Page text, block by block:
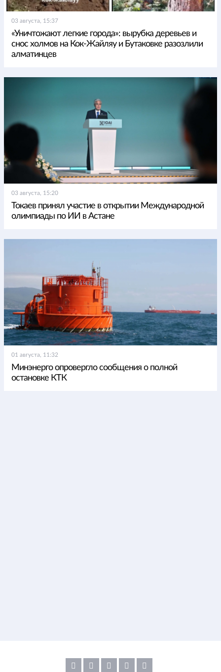
03 августа, 15:37
«Уничтожают легкие города»: вырубка деревьев и
снос холмов на Кок-Жайляу и Бутаковке разозлили
алматинцев
03 августа, 15:20
Токаев принял участие в открытии Международной
олимпиады по ИИ в Астане
01 августа, 11:32
Минэнерго опровергло сообщения о полной
остановке КТК